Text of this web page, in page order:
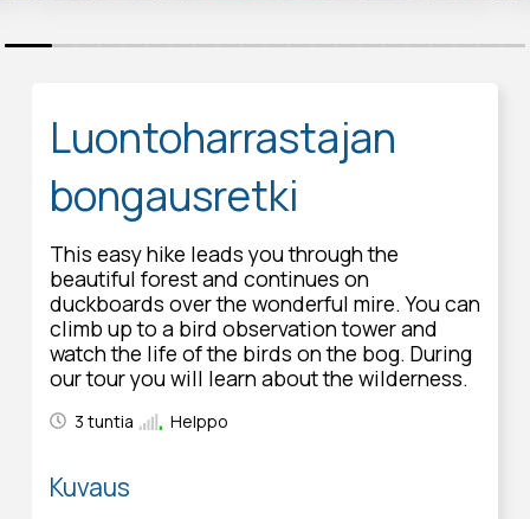
0 1 2 3 4 5 6 7 8 9 1011121314151617181920
Luontoharrastajan
bongausretki
This easy hike leads you through the
beautiful forest and continues on
duckboards over the wonderful mire. You can
climb up to a bird observation tower and
watch the life of the birds on the bog. During
our tour you will learn about the wilderness.
3 tuntia Helppo
Kuvaus